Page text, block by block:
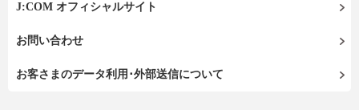
J:COM オフィシャルサイト
お問い合わせ
お客さまのデータ利用･外部送信について